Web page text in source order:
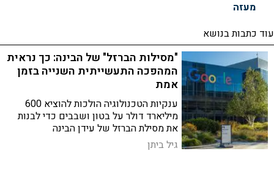
מעזה
עוד כתבות בנושא
"מסילות הברזל" של הבינה: כך נראית
המהפכה התעשייתית השנייה בזמן
אמת
ענקיות הטכנולוגיה הולכות להוציא 600
מיליארד דולר על בטון ושבבים כדי לבנות
את מסילת הברזל של עידן הבינה
המלאכותית
גיל ביתן